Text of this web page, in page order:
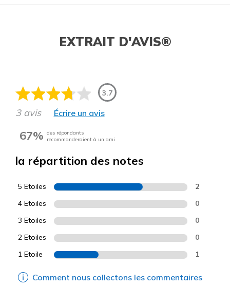
EXTRAIT D'AVIS®
3.7
3 avis Écrire un avis
67% des répondants
recommanderaient à un ami
la répartition des notes
5 Etoiles 2
4 Etoiles 0
3 Etoiles 0
2 Etoiles 0
1 Etoile 1
Comment nous collectons les commentaires